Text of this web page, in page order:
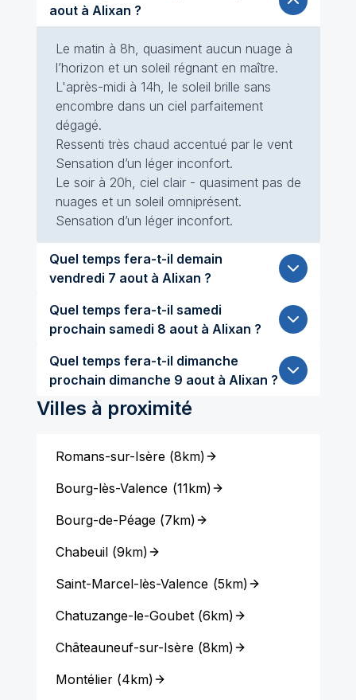
aout à Alixan ?
Le matin à 8h, quasiment aucun nuage à
l’horizon et un soleil régnant en maître.
L'après-midi à 14h, le soleil brille sans
encombre dans un ciel parfaitement
dégagé.
Ressenti très chaud accentué par le vent
Sensation d’un léger inconfort.
Le soir à 20h, ciel clair - quasiment pas de
nuages et un soleil omniprésent.
Sensation d’un léger inconfort.
Quel temps fera-t-il demain
vendredi 7 aout à Alixan ?
Quel temps fera-t-il samedi
prochain samedi 8 aout à Alixan ?
Quel temps fera-t-il dimanche
prochain dimanche 9 aout à Alixan ?
Villes à proximité
Romans-sur-Isère(8km)
Bourg-lès-Valence (11km)
Bourg-de-Péage(7km)
Chabeuil(9km)
Saint-Marcel-lès-Valence (5km)
Chatuzange-le-Goubet(6km)
Châteauneuf-sur-Isère(8km)
Montélier(4km)